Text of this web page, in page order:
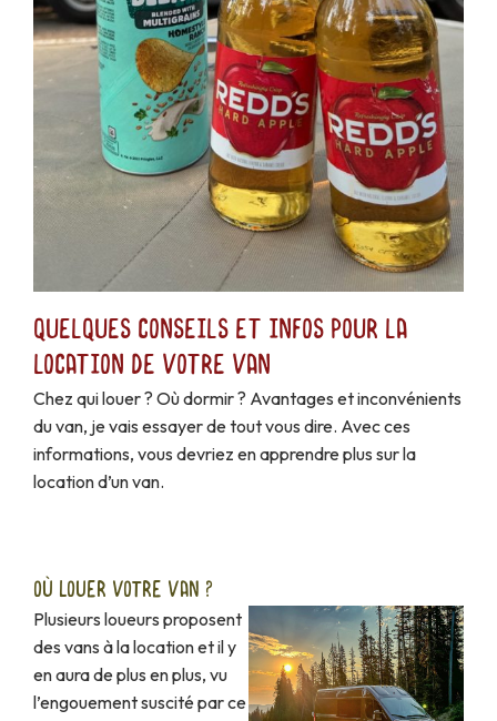
Quelques conseils et infos pour la
location de votre van
Chez qui louer ? Où dormir ? Avantages et inconvénients
du van, je vais essayer de tout vous dire. Avec ces
informations, vous devriez en apprendre plus sur la
location d’un van.
OÙ LOUER VOTRE VAN ?
Plusieurs loueurs proposent
des vans à la location et il y
en aura de plus en plus, vu
l’engouement suscité par ce